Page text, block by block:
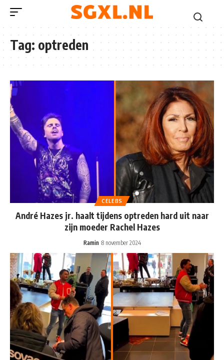
Tag: optreden
CELEBS
André Hazes jr. haalt tijdens optreden hard uit naar
zijn moeder Rachel Hazes
Ramin 8 november 2024